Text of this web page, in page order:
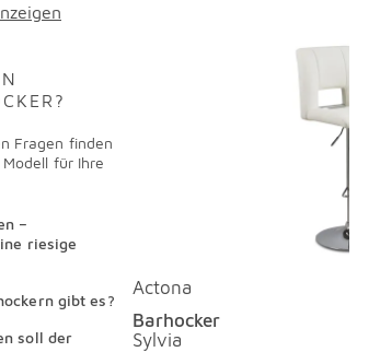
Fragen finden
für Ihre
–
riesige
gibt es?
soll der
Actona
Barhocker
Sylvia